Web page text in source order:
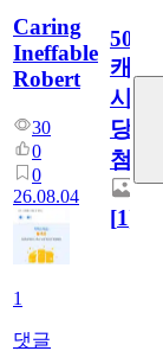
Caring
Ineffable
Robert
30
0
0
26.08.04
1
댓글
50
캐
시
당
첨
[1]